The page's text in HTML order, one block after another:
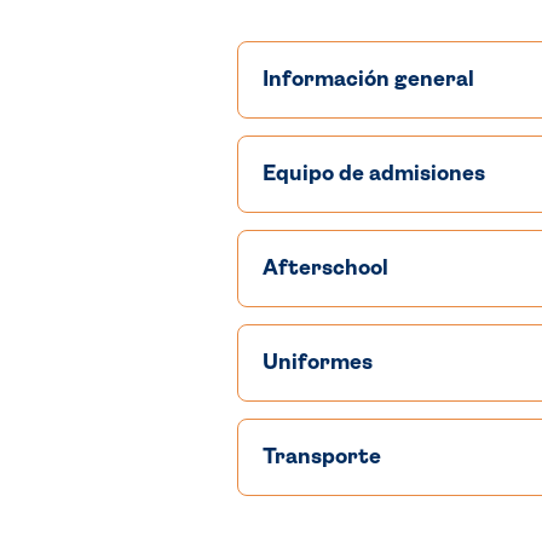
Información general
Equipo de admisiones
Afterschool
Uniformes
Transporte